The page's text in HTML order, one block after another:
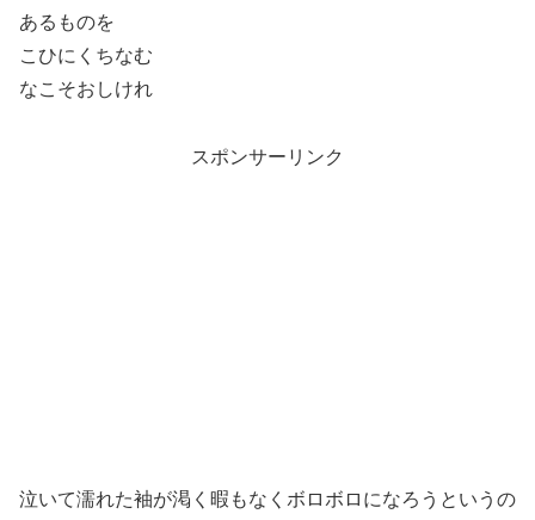
あるものを
こひにくちなむ
なこそおしけれ
スポンサーリンク
泣いて濡れた袖が渇く暇もなくボロボロになろうというの